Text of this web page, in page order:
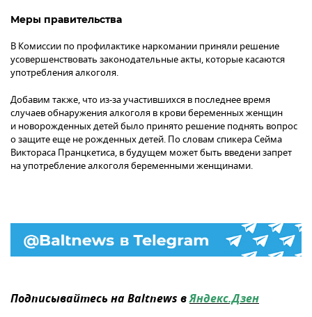
Меры правительства
В Комиссии по профилактике наркомании приняли решение
усовершенствовать законодательные акты, которые касаются
употребления алкоголя.
Добавим также, что из-за участившихся в последнее время
случаев обнаружения алкоголя в крови беременных женщин
и новорожденных детей было принято решение поднять вопрос
о защите еще не рожденных детей. По словам спикера Сейма
Виктораса Пранцкетиса, в будущем может быть введени запрет
на употребление алкоголя беременными женщинами.
Подписывайтесь на Baltnews вЯндекс.Дзен